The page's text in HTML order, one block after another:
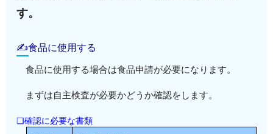
す。
✍食品に使用する
食品に使用する場合は食品申請が必要になります。
まずは自主検査が必要かどうか確認をします。
❏確認に必要な書類